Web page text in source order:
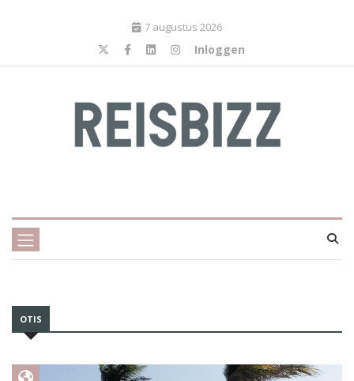
7 augustus 2026
Inloggen
OTIS